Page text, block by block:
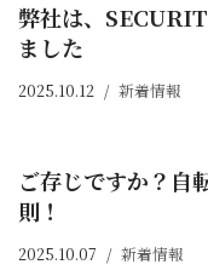
弊社は、
ました
2025.10.12 新着情報
ご存じですか？自
則！
2025.10.07 新着情報